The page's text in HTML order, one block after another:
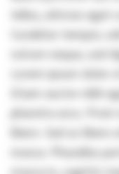
tellus, ultrices eget
Curabitur tempor,
rutrum neque, sed
Lorem ipsum dolor
Etiam auctor nibh
pharetra arcu.
libero. Sed ac
massa. Phasellus